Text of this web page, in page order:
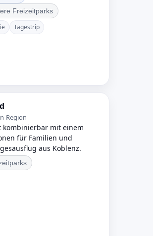
Freizeitparks
Tagestrip
Region
kombinierbar mit einem
für Familien und
aus Koblenz.